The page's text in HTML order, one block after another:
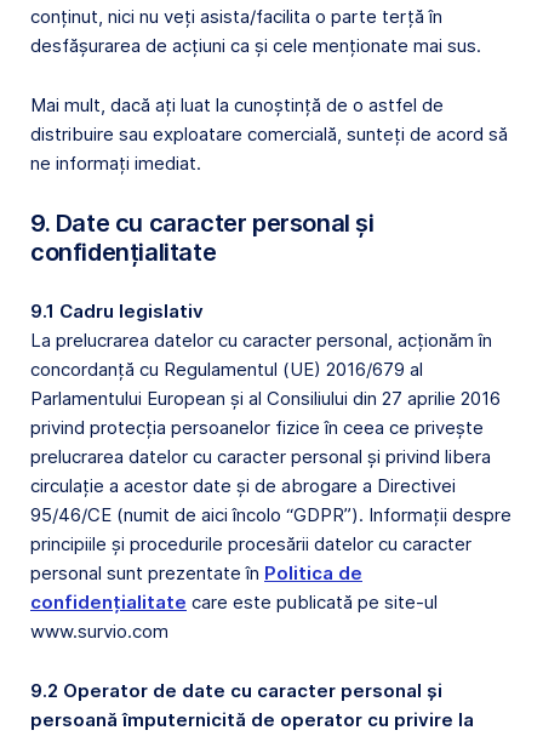
conținut, nici nu veți asista/facilita o parte terță în
desfășurarea de acțiuni ca și cele menționate mai sus.
Mai mult, dacă ați luat la cunoștință de o astfel de
distribuire sau exploatare comercială, sunteți de acord să
ne informați imediat.
9. Date cu caracter personal și
confidențialitate
9.1 Cadru legislativ
La prelucrarea datelor cu caracter personal, acționăm în
concordanță cu Regulamentul (UE) 2016/679 al
Parlamentului European și al Consiliului din 27 aprilie 2016
privind protecția persoanelor fizice în ceea ce privește
prelucrarea datelor cu caracter personal și privind libera
circulație a acestor date și de abrogare a Directivei
95/46/CE (numit de aici încolo “GDPR”). Informații despre
principiile și procedurile procesării datelor cu caracter
personal sunt prezentate în Politica de
confidențialitate care este publicată pe site-ul
www.survio.com
9.2 Operator de date cu caracter personal și
persoană împuternicită de operator cu privire la